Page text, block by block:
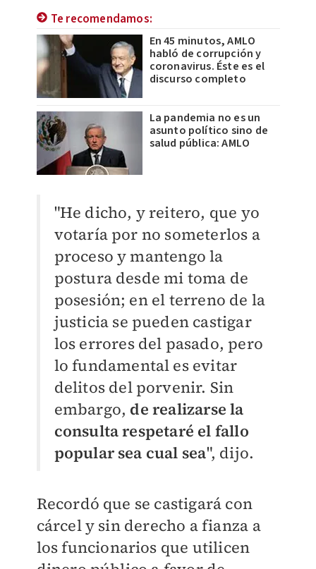
Te recomendamos:
En 45 minutos, AMLO
habló de corrupción y
coronavirus. Éste es el
discurso completo
La pandemia no es un
asunto político sino de
salud pública: AMLO
"He dicho, y reitero, que yo
votaría por no someterlos a
proceso y mantengo la
postura desde mi toma de
posesión; en el terreno de la
justicia se pueden castigar
los errores del pasado, pero
lo fundamental es evitar
delitos del porvenir. Sin
embargo, de realizarse la
consulta respetaré el fallo
popular sea cual sea", dijo.
Recordó que se castigará con
cárcel y sin derecho a fianza a
los funcionarios que utilicen